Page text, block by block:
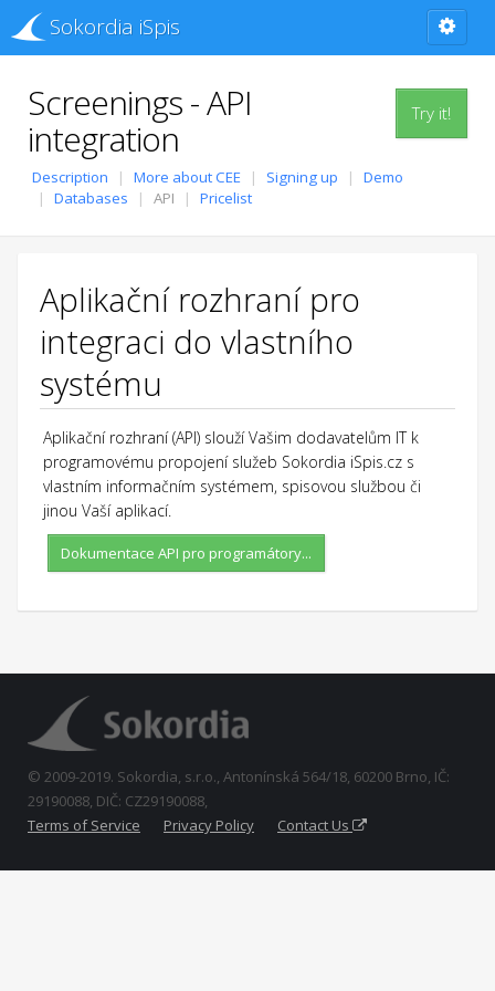
Sokordia iSpis
Try it!
Screenings - API
integration
Description More about CEE Signing up
Demo
Databases
API Pricelist
Aplikační rozhraní pro
integraci do vlastního
systému
Aplikační rozhraní (API) slouží Vašim dodavatelům IT k
programovému propojení služeb Sokordia iSpis.cz s
vlastním informačním systémem, spisovou službou či
jinou Vaší aplikací.
Dokumentace API pro programátory...
© 2009-2019. Sokordia, s.r.o., Antonínská 564/18, 60200 Brno, IČ:
29190088, DIČ: CZ29190088,
Terms of Service
Privacy Policy Contact Us